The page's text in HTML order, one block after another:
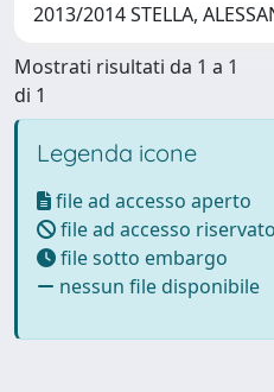
2013/2014 STELLA,
Mostrati risultati da 1 a 1
di 1
Legenda icone
file ad accesso aperto
file ad accesso riservato
file sotto embargo
nessun file disponibile